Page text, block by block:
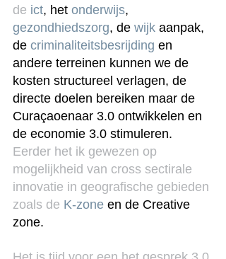
de ict, het onderwijs,
gezondhiedszorg, de wijk aanpak,
de criminaliteitsbesrijding en
andere terreinen kunnen we de
kosten structureel verlagen, de
directe doelen bereiken maar de
Curaçaoenaar 3.0 ontwikkelen en
de economie 3.0 stimuleren.
Eerder het ik gewezen op
mogelijkheid van cross sectirale
innovatie in geografische gebieden
zoals de K-zone en de Creative
zone.